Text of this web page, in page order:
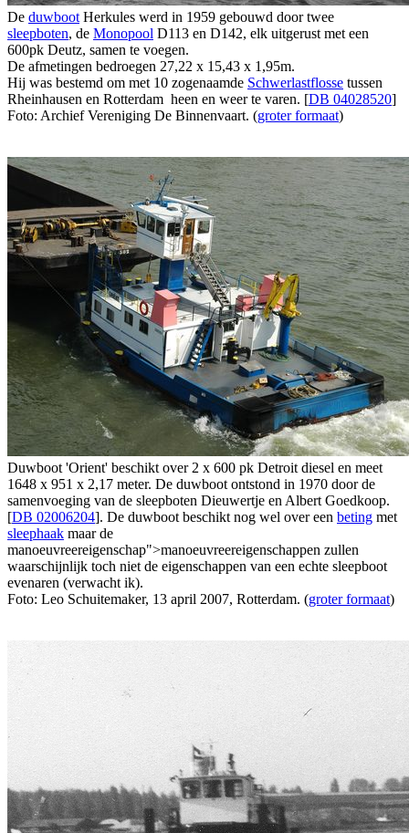
De duwboot Herkules werd in 1959 gebouwd door twee
sleepboten, de Monopool D113 en D142, elk uitgerust met een
600pk Deutz, samen te voegen.
De afmetingen bedroegen 27,22 x 15,43 x 1,95m.
Hij was bestemd om met 10 zogenaamde Schwerlastflosse tussen
Rheinhausen en Rotterdam heen en weer te varen. [DB 04028520]
Foto: Archief Vereniging De Binnenvaart. (groter formaat)
Duwboot 'Orient' beschikt over 2 x 600 pk Detroit diesel en meet
1648 x 951 x 2,17 meter. De duwboot ontstond in 1970 door de
samenvoeging van de sleepboten Dieuwertje en Albert Goedkoop.
[DB 02006204]. De duwboot beschikt nog wel over een beting met
sleephaak maar de
manoeuvreereigenschap">manoeuvreereigenschappen zullen
waarschijnlijk toch niet de eigenschappen van een echte sleepboot
evenaren (verwacht ik).
Foto: Leo Schuitemaker, 13 april 2007, Rotterdam. (groter formaat)